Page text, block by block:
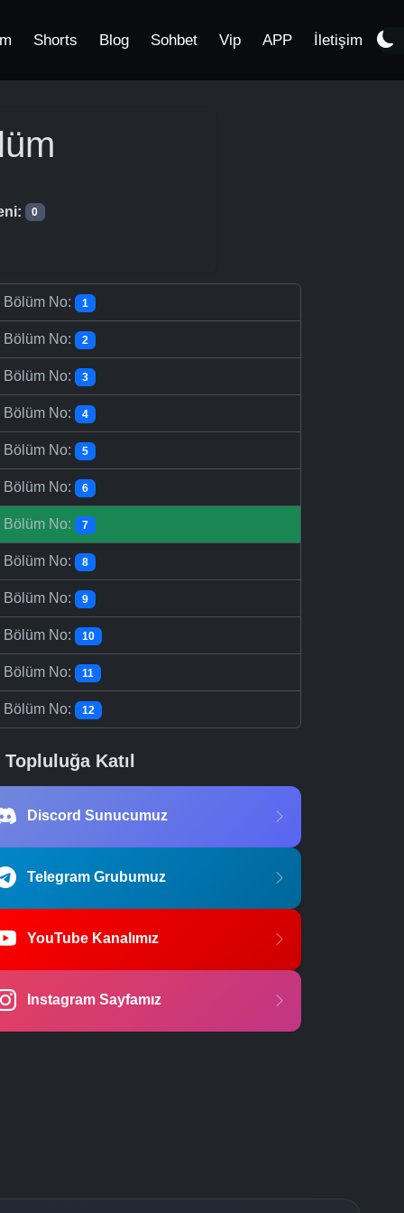
Shorts Blog Sohbet Vip APP İletişim
0
Bölüm No: 1
Bölüm No: 2
Bölüm No: 3
Bölüm No: 4
Bölüm No: 5
Bölüm No: 6
Bölüm No: 7
Bölüm No: 8
Bölüm No: 9
Bölüm No: 10
Bölüm No: 11
Bölüm No: 12
Topluluğa Katıl
Discord Sunucumuz
Telegram Grubumuz
YouTube Kanalımız
Instagram Sayfamız